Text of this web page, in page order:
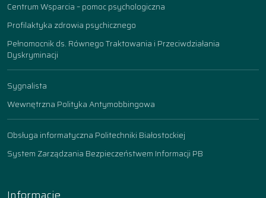
Centrum Wsparcia – pomoc psychologiczna
Profilaktyka zdrowia psychicznego
Pełnomocnik ds. Równego Traktowania i Przeciwdziałania
Dyskryminacji
Sygnalista
Wewnętrzna Polityka Antymobbingowa
Obsługa informatyczna Politechniki Białostockiej
System Zarządzania Bezpieczeństwem Informacji PB